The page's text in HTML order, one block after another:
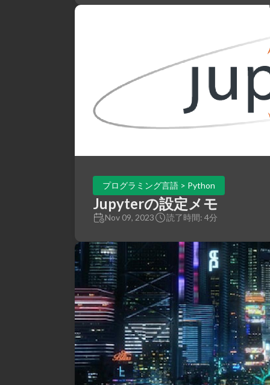
プログラミング言語 > Python
Jupyterの設定メモ
Nov 09, 2023 読了時間: 4分